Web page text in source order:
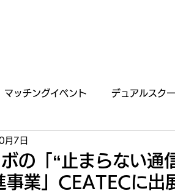
マッチングイベント デュアルスク
掲載・出演情報
の「“止まらない通
事業」CEATECに出
月7日